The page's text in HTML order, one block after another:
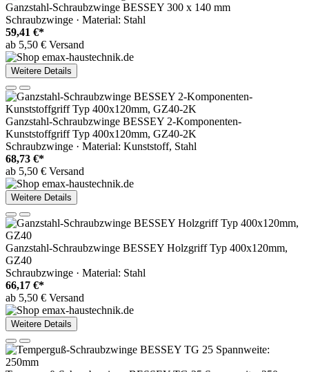
Ganzstahl-Schraubzwinge BESSEY 300 x 140 mm
Schraubzwinge · Material: Stahl
59,41 €*
ab 5,50 € Versand
Weitere Details
Ganzstahl-Schraubzwinge BESSEY 2-Komponenten-
Kunststoffgriff Typ 400x120mm, GZ40-2K
Schraubzwinge · Material: Kunststoff, Stahl
68,73 €*
ab 5,50 € Versand
Weitere Details
Ganzstahl-Schraubzwinge BESSEY Holzgriff Typ 400x120mm,
GZ40
Schraubzwinge · Material: Stahl
66,17 €*
ab 5,50 € Versand
Weitere Details